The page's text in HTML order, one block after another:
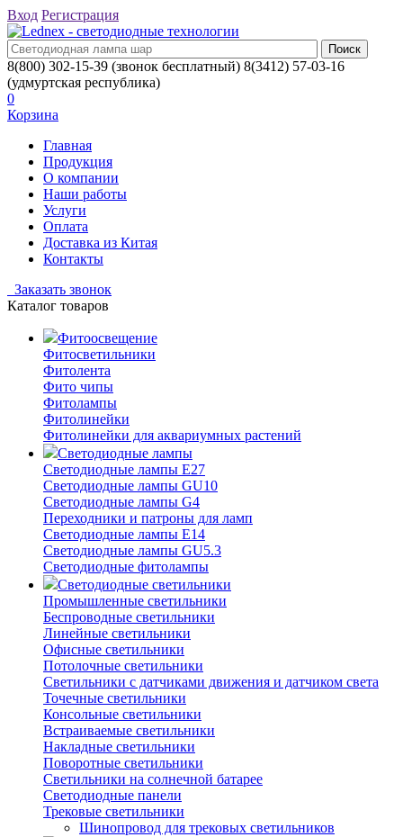
Вход Регистрация
8(800) 302-15-39 (звонок бесплатный) 8(3412) 57-03-16
(удмуртская республика)
0
Корзина
Главная
Продукция
О компании
Наши работы
Услуги
Оплата
Доставка из Китая
Контакты
Заказать звонок
Каталог товаров
Фитоосвещение
Фитосветильники
Фитолента
Фито чипы
Фитолампы
Фитолинейки
Фитолинейки для аквариумных растений
Светодиодные лампы
Светодиодные лампы E27
Светодиодные лампы GU10
Светодиодные лампы G4
Переходники и патроны для ламп
Светодиодные лампы E14
Светодиодные лампы GU5.3
Светодиодные фитолампы
Светодиодные светильники
Промышленные светильники
Беспроводные светильники
Линейные светильники
Офисные светильники
Потолочные светильники
Светильники с датчиками движения и датчиком света
Точечные светильники
Консольные светильники
Встраиваемые светильники
Накладные светильники
Поворотные светильники
Светильники на солнечной батарее
Светодиодные панели
Трековые светильники
Шинопровод для трековых светильников